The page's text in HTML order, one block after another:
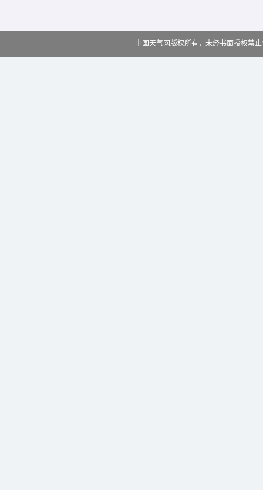
中国天气网版权所有，未经书面授权